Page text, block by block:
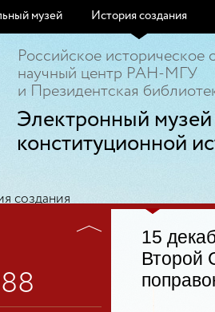
музей История создания
Российское историческое
научный центр РАН-МГУ
и Президентская
Электронный музей
конституционной
создания
15
Второй